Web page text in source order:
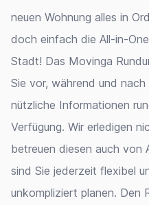
neuen Wohnung alles in
doch einfach die All-in-
Stadt! Das Movinga
Sie vor, während und
nützliche Informationen
Verfügung. Wir erledigen
betreuen diesen auch von
sind Sie jederzeit flexibel
unkompliziert planen. Den